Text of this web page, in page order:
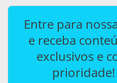
Entre para
e receba
exclusivos e
prioridade!